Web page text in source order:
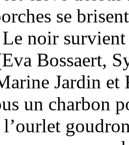
se
noir survient
Bossaert,
Jardin
un charbon
l’ourlet